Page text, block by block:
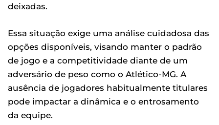
deixadas.
Essa situação exige uma análise cuidadosa das
opções disponíveis, visando manter o padrão
de jogo e a competitividade diante de um
adversário de peso como o Atlético-MG. A
ausência de jogadores habitualmente titulares
pode impactar a dinâmica e o entrosamento
da equipe.